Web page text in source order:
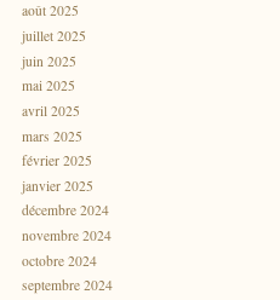
août 2025
juillet 2025
juin 2025
mai 2025
avril 2025
mars 2025
février 2025
janvier 2025
décembre 2024
novembre 2024
octobre 2024
septembre 2024